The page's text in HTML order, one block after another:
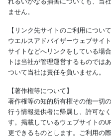
ません。
【リンク先サイトのご利用について
ウエルスアドバイザーウェブサイ
サイトなどへリンクをしている場
トは当社が管理運営するものでは
ついて当社は責任を負いません。
【著作権等について】
著作権等の知的所有権その他一切
行う情報提供者に帰属し、許可な
す。掲載しているウェブサイトの
更できるものとします。ご利用の